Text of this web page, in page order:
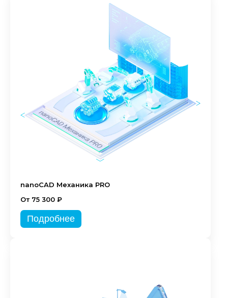
nanoCAD Механика PRO
От 75 300 ₽
Подробнее